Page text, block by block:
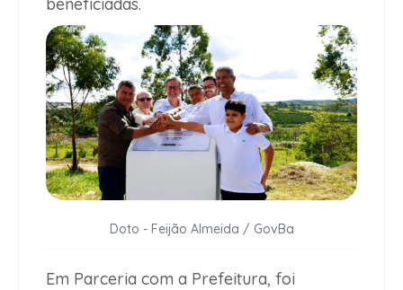
Doto - Feijão Almeida / GovBa
Em Parceria com a Prefeitura, foi